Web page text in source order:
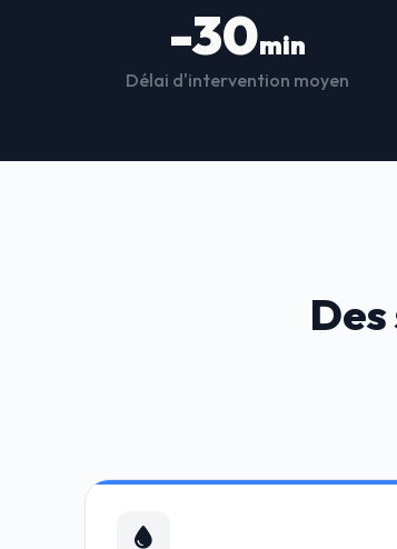
-30min
Délai d'intervention moyen